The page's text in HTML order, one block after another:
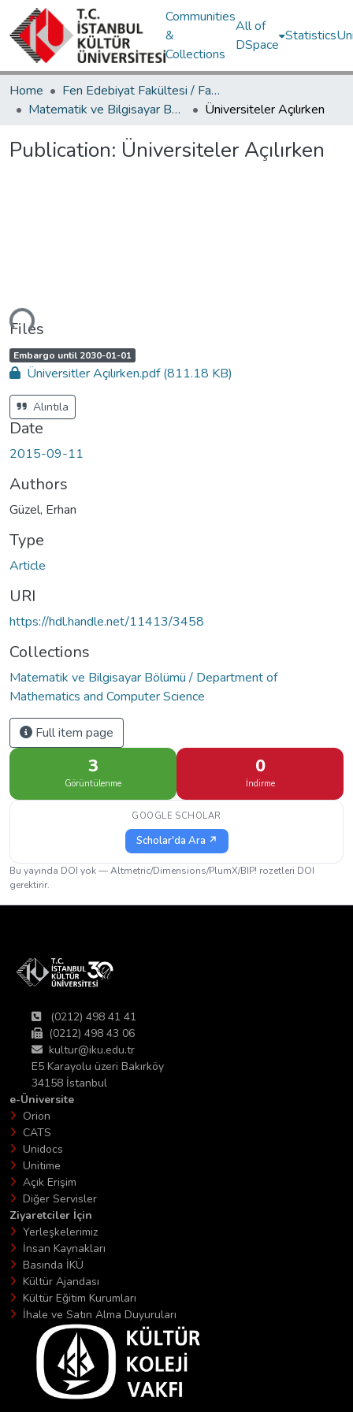
Communities
&
Collections
All of
DSpace
Statistics
Home
Fen Edebiyat Fakültesi / Faculty of Letters and Sciences
Matematik ve Bilgisayar Bölümü / Department of Mathematics and Computer Science
Üniversiteler Açılırken
Publication: Üniversiteler Açılırken
Files
A
c
c
e
s
s
s
t
a
u
s
Embargo until 2030-01-01,
Üniversitler Açılırken.pdf(811.18 KB)
Alıntıla
Date
2015-09-11
Authors
Güzel, Erhan
Type
Article
URI
https://hdl.handle.net/11413/3458
Collections
Matematik ve Bilgisayar Bölümü / Department of
Mathematics and Computer Science
Full item page
3
Görüntülenme
0
İndirme
GOOGLE SCHOLAR
Scholar'da Ara ↗
Bu yayında DOI yok — Altmetric/Dimensions/PlumX/BIP! rozetleri DOI
gerektirir.
(0212) 498 41 41
(0212) 498 43 06
kultur@iku.edu.tr
E5 Karayolu üzeri Bakırköy
34158 İstanbul
e-Üniversite
Orion
CATS
Unidocs
Unitime
Açık Erişim
Diğer Servisler
Ziyaretciler İçin
Yerleşkelerimiz
İnsan Kaynakları
Basında İKÜ
Kültür Ajandası
Kültür Eğitim Kurumları
İhale ve Satın Alma Duyuruları